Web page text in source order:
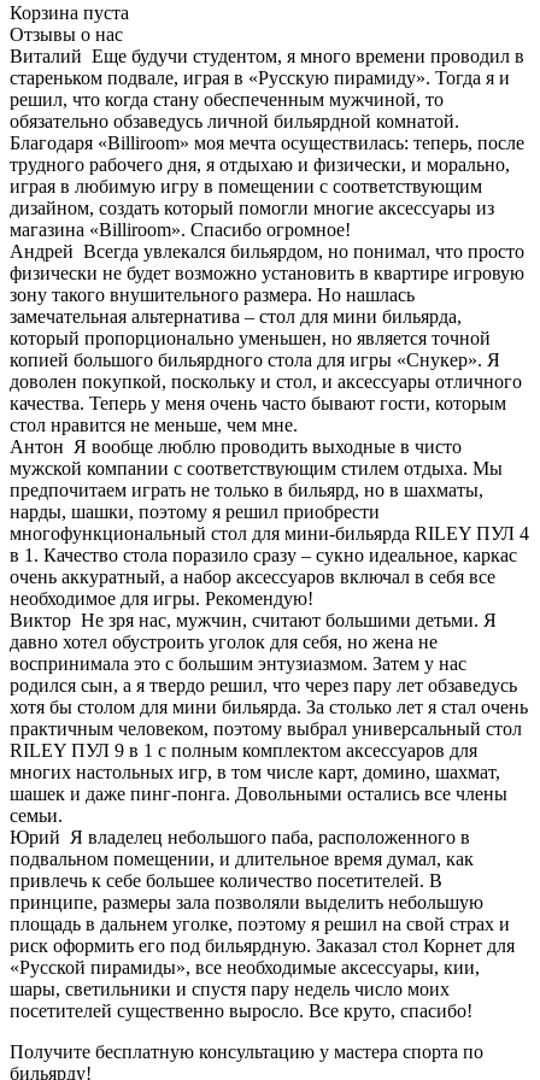
Корзина пуста
Отзывы о нас
Виталий Еще будучи студентом, я много времени проводил в
стареньком подвале, играя в «Русскую пирамиду». Тогда я и
решил, что когда стану обеспеченным мужчиной, то
обязательно обзаведусь личной бильярдной комнатой.
Благодаря «Billiroom» моя мечта осуществилась: теперь, после
трудного рабочего дня, я отдыхаю и физически, и морально,
играя в любимую игру в помещении с соответствующим
дизайном, создать который помогли многие аксессуары из
магазина «Billiroom». Спасибо огромное!
Андрей Всегда увлекался бильярдом, но понимал, что просто
физически не будет возможно установить в квартире игровую
зону такого внушительного размера. Но нашлась
замечательная альтернатива – стол для мини бильярда,
который пропорционально уменьшен, но является точной
копией большого бильярдного стола для игры «Снукер». Я
доволен покупкой, поскольку и стол, и аксессуары отличного
качества. Теперь у меня очень часто бывают гости, которым
стол нравится не меньше, чем мне.
Антон Я вообще люблю проводить выходные в чисто
мужской компании с соответствующим стилем отдыха. Мы
предпочитаем играть не только в бильярд, но в шахматы,
нарды, шашки, поэтому я решил приобрести
многофункциональный стол для мини-бильярда RILEY ПУЛ 4
в 1. Качество стола поразило сразу – сукно идеальное, каркас
очень аккуратный, а набор аксессуаров включал в себя все
необходимое для игры. Рекомендую!
Виктор Не зря нас, мужчин, считают большими детьми. Я
давно хотел обустроить уголок для себя, но жена не
воспринимала это с большим энтузиазмом. Затем у нас
родился сын, а я твердо решил, что через пару лет обзаведусь
хотя бы столом для мини бильярда. За столько лет я стал очень
практичным человеком, поэтому выбрал универсальный стол
RILEY ПУЛ 9 в 1 с полным комплектом аксессуаров для
многих настольных игр, в том числе карт, домино, шахмат,
шашек и даже пинг-понга. Довольными остались все члены
семьи.
Юрий Я владелец небольшого паба, расположенного в
подвальном помещении, и длительное время думал, как
привлечь к себе большее количество посетителей. В
принципе, размеры зала позволяли выделить небольшую
площадь в дальнем уголке, поэтому я решил на свой страх и
риск оформить его под бильярдную. Заказал стол Корнет для
«Русской пирамиды», все необходимые аксессуары, кии,
шары, светильники и спустя пару недель число моих
посетителей существенно выросло. Все круто, спасибо!
Получите бесплатную консультацию у мастера спорта по
бильярду!